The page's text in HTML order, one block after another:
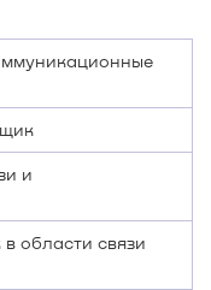
и
области связи